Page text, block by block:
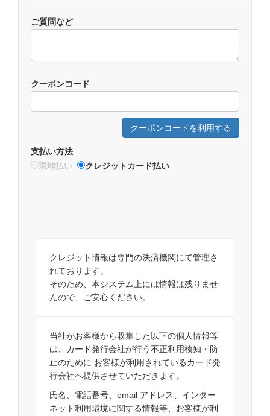
ご質問など
クーポンコード
クーポンコードを利用する
支払い方法
現地払い
クレジットカード払い
クレジット情報は専門の決済機関にて管理さ
れております。
そのため、本システム上には情報は残りませ
んので、ご安心ください。
当社がお客様から収集した以下の個人情報等
は、カード発行会社が行う不正利用検知・防
止のために お客様が利用されているカード発
行会社へ提供させていただきます。
氏名、電話番号、email アドレス、インター
ネット利用環境に関する情報等、お客様が利